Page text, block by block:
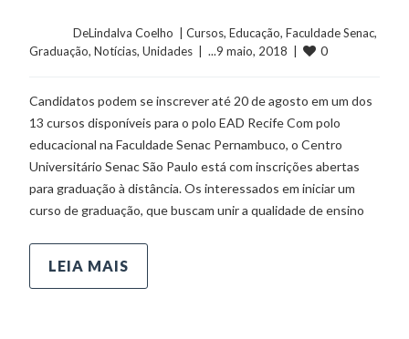
	    	DeLindalva Coelho  |
Cursos, Educação, Faculdade Senac
Graduação, Notícias, Unidades
  |  ...9 maio, 2018  |
0
Candidatos podem se inscrever até 20 de agosto em um dos
13 cursos disponíveis para o polo EAD Recife Com polo
educacional na Faculdade Senac Pernambuco, o Centro
Universitário Senac São Paulo está com inscrições abertas
para graduação à distância. Os interessados em iniciar um
curso de graduação, que buscam unir a qualidade de ensino
LEIA MAIS